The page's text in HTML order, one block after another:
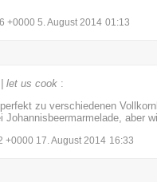
+0000 5. August 2014 01:13
let us cook :
zu verschiedenen
Johannisbeermarmelade, aber
+0000 17. August 2014 16:33